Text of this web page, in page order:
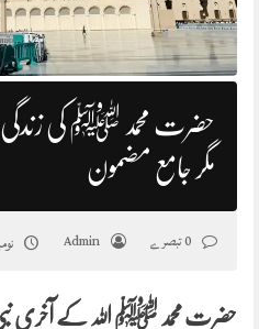
حضرت محمد ﷺ کی زندگی
مگر جامع مضمون
Admin نومبر
حضرت محمد ﷺ اللہ کے آخری نبی